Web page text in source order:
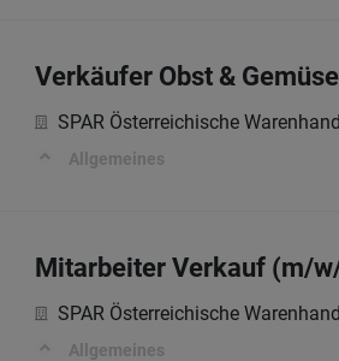
Verkäufer Obst &
SPAR Österreichische
Allgemeines
Mitarbeiter Verkauf (m/
SPAR Österreichische
Allgemeines